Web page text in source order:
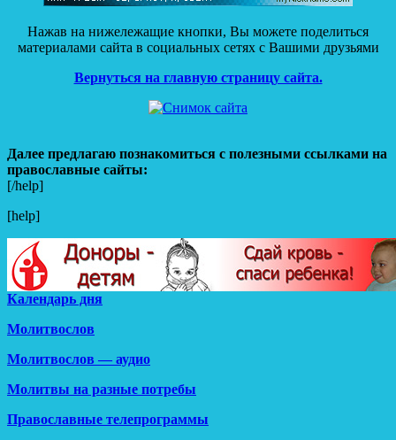
Нажав на нижележащие кнопки, Вы можете поделиться
материалами сайта в социальных сетях с Вашими друзьями
Вернуться на главную страницу сайта.
Далее предлагаю познакомиться с полезными ссылками на
православные сайты:
[/help]
[help]
Календарь дня
Молитвослов
Молитвослов — аудио
Молитвы на разные потребы
Православные телепрограммы